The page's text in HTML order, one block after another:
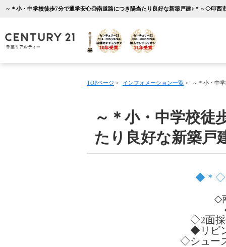
TOPページ > インフォメーション一覧 > ～＊小・中
～＊小・中学校徒
たり良好な新築
◆＊◇
◇
◇2面採
◆リビ
◇シュー